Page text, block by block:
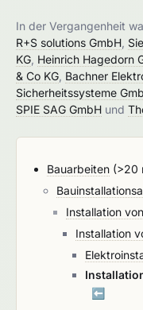
In der Vergangenheit
R+S solutions GmbH
KG Heinrich Hagedorn
& Co KG Bachner
Sicherheitssysteme
SPIE SAG GmbH und
Bauarbeiten (>20
Installation
Installation
⬅️